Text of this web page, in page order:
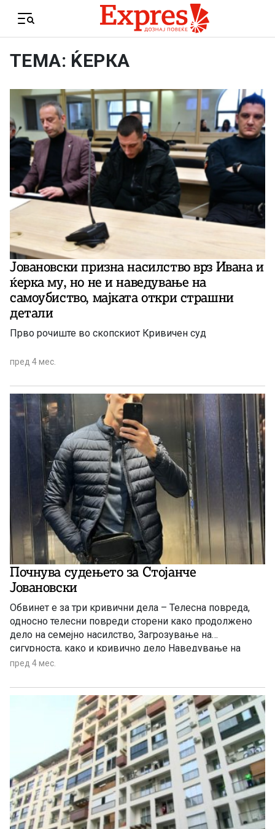
Menu
ТЕМА: ЌЕРКА
Jовановски призна насилство врз Ивана и
ќерка му, но не и наведување на
самоубиство, мајката откри страшни
детали
Прво рочиште во скопскиот Кривичен суд
пред 4 мес.
Почнува судењето за Стојанче
Јовановски
Обвинет е за три кривични дела – Телесна повреда,
односно телесни повреди сторени како продолжено
дело на семејно насилство, Загрозување на
сигурноста, како и кривично дело Наведување на
самоубиство и помагање во самоубиство.
пред 4 мес.